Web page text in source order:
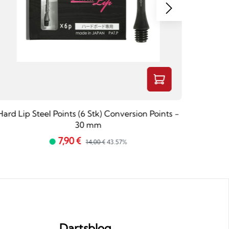
Lip Steel Points (6 Stk) Conversion Points -
30 mm
7,90 € 14,00 € 43.57%